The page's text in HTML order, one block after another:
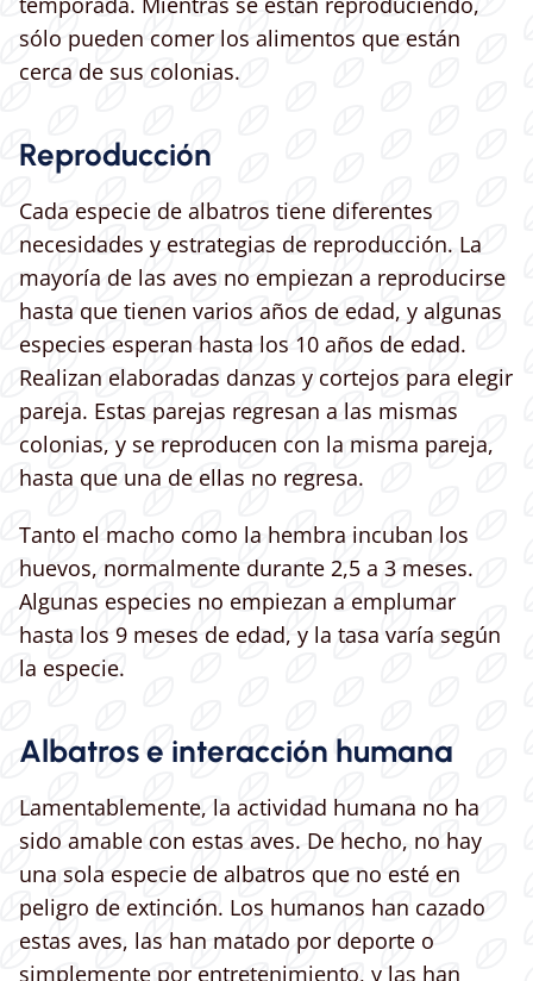
sólo pueden comer los alimentos que están
cerca de sus colonias.
Reproducción
Cada especie de albatros tiene diferentes
necesidades y estrategias de reproducción. La
mayoría de las aves no empiezan a reproducirse
hasta que tienen varios años de edad, y algunas
especies esperan hasta los 10 años de edad.
Realizan elaboradas danzas y cortejos para elegir
pareja. Estas parejas regresan a las mismas
colonias, y se reproducen con la misma pareja,
hasta que una de ellas no regresa.
Tanto el macho como la hembra incuban los
huevos, normalmente durante 2,5 a 3 meses.
Algunas especies no empiezan a emplumar
hasta los 9 meses de edad, y la tasa varía según
la especie.
Albatros e interacción humana
Lamentablemente, la actividad humana no ha
sido amable con estas aves. De hecho, no hay
una sola especie de albatros que no esté en
peligro de extinción. Los humanos han cazado
estas aves, las han matado por deporte o
simplemente por entretenimiento, y las han